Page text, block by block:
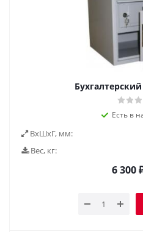
Есть в
ВxШxГ, мм:
Вес, кг:
6 300